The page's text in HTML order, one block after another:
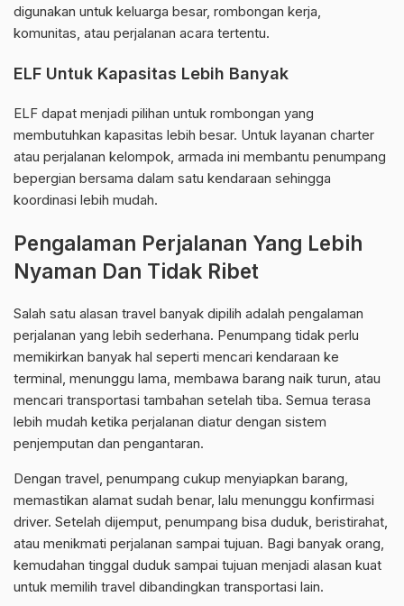
digunakan untuk keluarga besar, rombongan kerja,
komunitas, atau perjalanan acara tertentu.
ELF Untuk Kapasitas Lebih Banyak
ELF dapat menjadi pilihan untuk rombongan yang
membutuhkan kapasitas lebih besar. Untuk layanan charter
atau perjalanan kelompok, armada ini membantu penumpang
bepergian bersama dalam satu kendaraan sehingga
koordinasi lebih mudah.
Pengalaman Perjalanan Yang Lebih
Nyaman Dan Tidak Ribet
Salah satu alasan travel banyak dipilih adalah pengalaman
perjalanan yang lebih sederhana. Penumpang tidak perlu
memikirkan banyak hal seperti mencari kendaraan ke
terminal, menunggu lama, membawa barang naik turun, atau
mencari transportasi tambahan setelah tiba. Semua terasa
lebih mudah ketika perjalanan diatur dengan sistem
penjemputan dan pengantaran.
Dengan travel, penumpang cukup menyiapkan barang,
memastikan alamat sudah benar, lalu menunggu konfirmasi
driver. Setelah dijemput, penumpang bisa duduk, beristirahat,
atau menikmati perjalanan sampai tujuan. Bagi banyak orang,
kemudahan tinggal duduk sampai tujuan menjadi alasan kuat
untuk memilih travel dibandingkan transportasi lain.